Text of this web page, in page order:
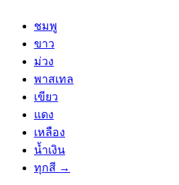
ชมพู
ขาว
ม่วง
พาสเทล
เขียว
แดง
เหลือง
น้ำเงิน
ทุกสี →